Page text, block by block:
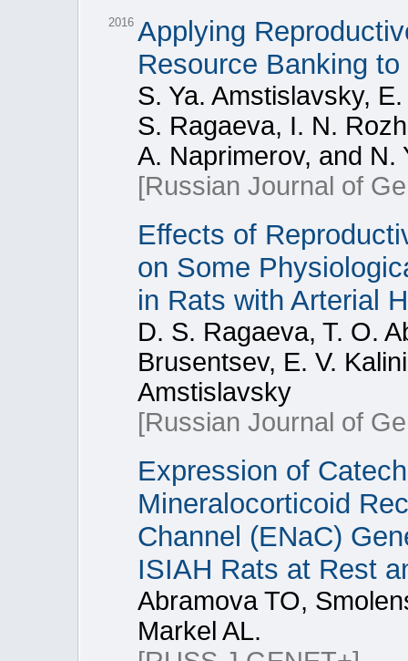
2016 Applying
Resource Banking
S. Ya. Amstislavsky,
S. Ragaeva, I. N.
A. Naprimerov, and N.
[Russian Journal of
Effects of
on Some
in Rats with Arterial
D. S. Ragaeva, T. O.
Brusentsev, E. V.
Amstislavsky
[Russian Journal of
Expression of
Mineralocorticoid
Channel (ENaC)
ISIAH Rats at Rest
Abramova TO,
Markel AL.